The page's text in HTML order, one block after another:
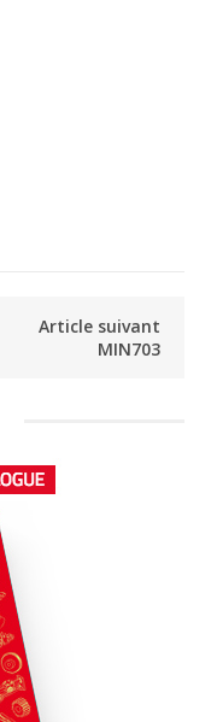
Article suivant
MIN703